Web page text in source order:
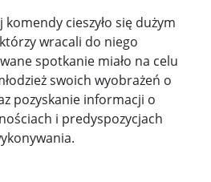
cieszyło się dużym
wracali do niego
spotkanie miało na celu
swoich wyobrażeń o
pozyskanie informacji o
i predyspozycjach